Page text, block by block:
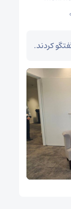
کردند.